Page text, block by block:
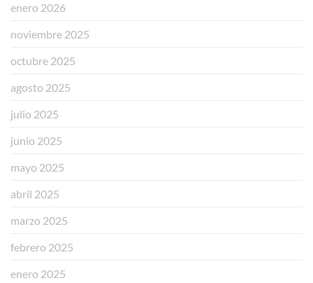
enero 2026
noviembre 2025
octubre 2025
agosto 2025
julio 2025
junio 2025
mayo 2025
abril 2025
marzo 2025
febrero 2025
enero 2025